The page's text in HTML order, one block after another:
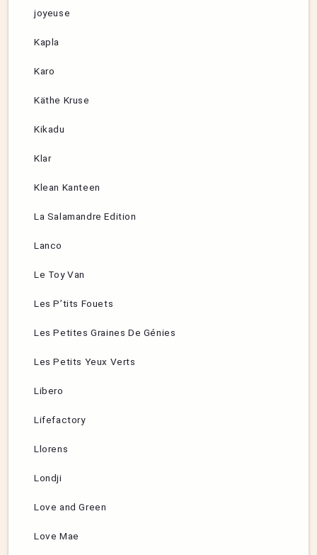
joyeuse
Kapla
Karo
Käthe Kruse
Kikadu
Klar
Klean Kanteen
La Salamandre Edition
Lanco
Le Toy Van
Les P’tits Fouets
Les Petites Graines De Génies
Les Petits Yeux Verts
Libero
Lifefactory
Llorens
Londji
Love and Green
Love Mae